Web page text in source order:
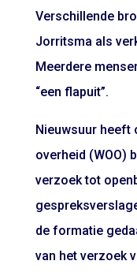
Verschillende
Jorritsma als
Meerdere
“een flapuit”.
Nieuwsuur heeft
overheid (WOO)
verzoek tot
de formatie
van het verzoek